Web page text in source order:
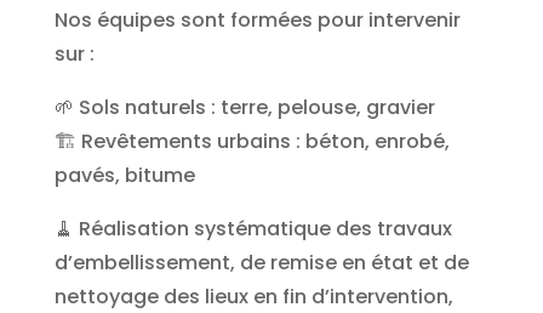
Nos équipes sont formées pour intervenir
sur :
🌱 Sols naturels : terre, pelouse, gravier
🏗️ Revêtements urbains : béton, enrobé,
pavés, bitume
🧹 Réalisation systématique des travaux
d’embellissement, de remise en état et de
nettoyage des lieux en fin d’intervention,